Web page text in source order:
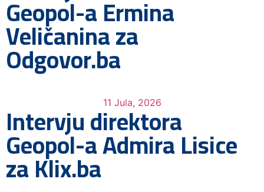
Geopol-a Ermina
Veličanina za
Odgovor.ba
11 Jula, 2026
Intervju direktora
Geopol-a Admira Lisice
za Klix.ba